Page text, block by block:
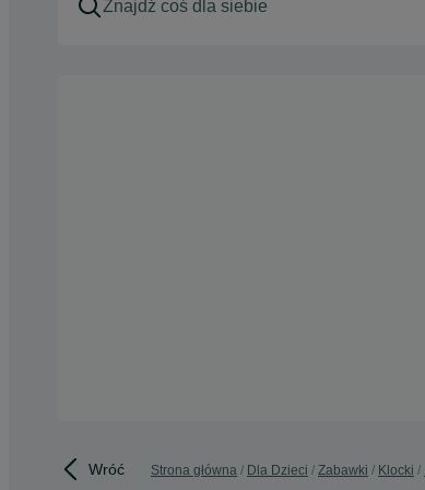
Wróć Strona główna Dla Dzieci Zabawki Klocki